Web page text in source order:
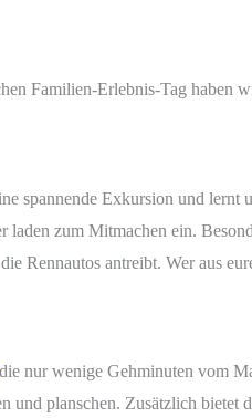
Familien-Erlebnis-Tag haben
spannende Exkursion und lernt
zum Mitmachen ein.
antreibt. Wer aus
nur wenige Gehminuten vom
planschen. Zusätzlich bietet